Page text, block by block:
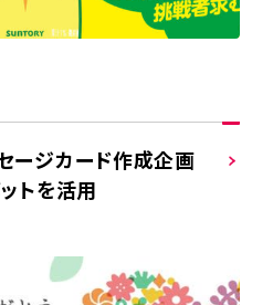
ージカード作成企画
トを活用